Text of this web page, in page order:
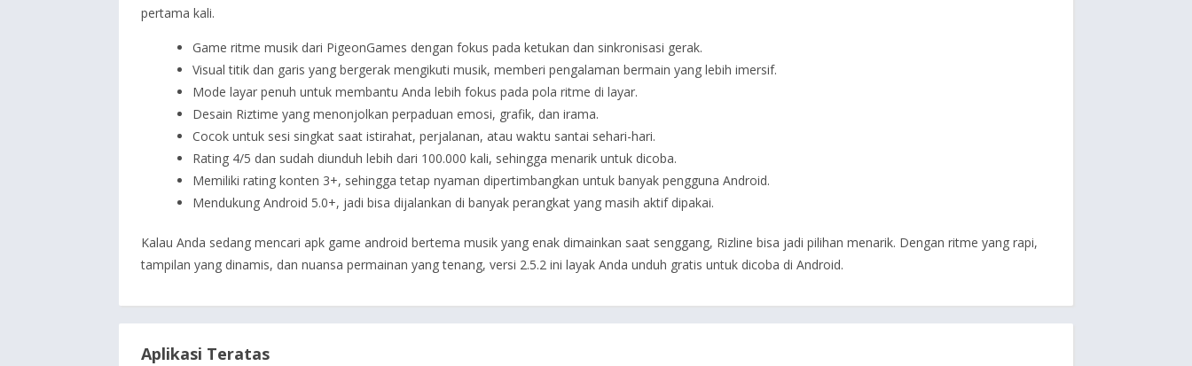
pertama kali.
Game ritme musik dari PigeonGames dengan fokus pada ketukan dan sinkronisasi gerak.
Visual titik dan garis yang bergerak mengikuti musik, memberi pengalaman bermain yang lebih imersif.
Mode layar penuh untuk membantu Anda lebih fokus pada pola ritme di layar.
Desain Riztime yang menonjolkan perpaduan emosi, grafik, dan irama.
Cocok untuk sesi singkat saat istirahat, perjalanan, atau waktu santai sehari-hari.
Rating 4/5 dan sudah diunduh lebih dari 100.000 kali, sehingga menarik untuk dicoba.
Memiliki rating konten 3+, sehingga tetap nyaman dipertimbangkan untuk banyak pengguna Android.
Mendukung Android 5.0+, jadi bisa dijalankan di banyak perangkat yang masih aktif dipakai.
Kalau Anda sedang mencari apk game android bertema musik yang enak dimainkan saat senggang, Rizline bisa jadi pilihan menarik. Dengan ritme yang rapi,
tampilan yang dinamis, dan nuansa permainan yang tenang, versi 2.5.2 ini layak Anda unduh gratis untuk dicoba di Android.
Aplikasi Teratas